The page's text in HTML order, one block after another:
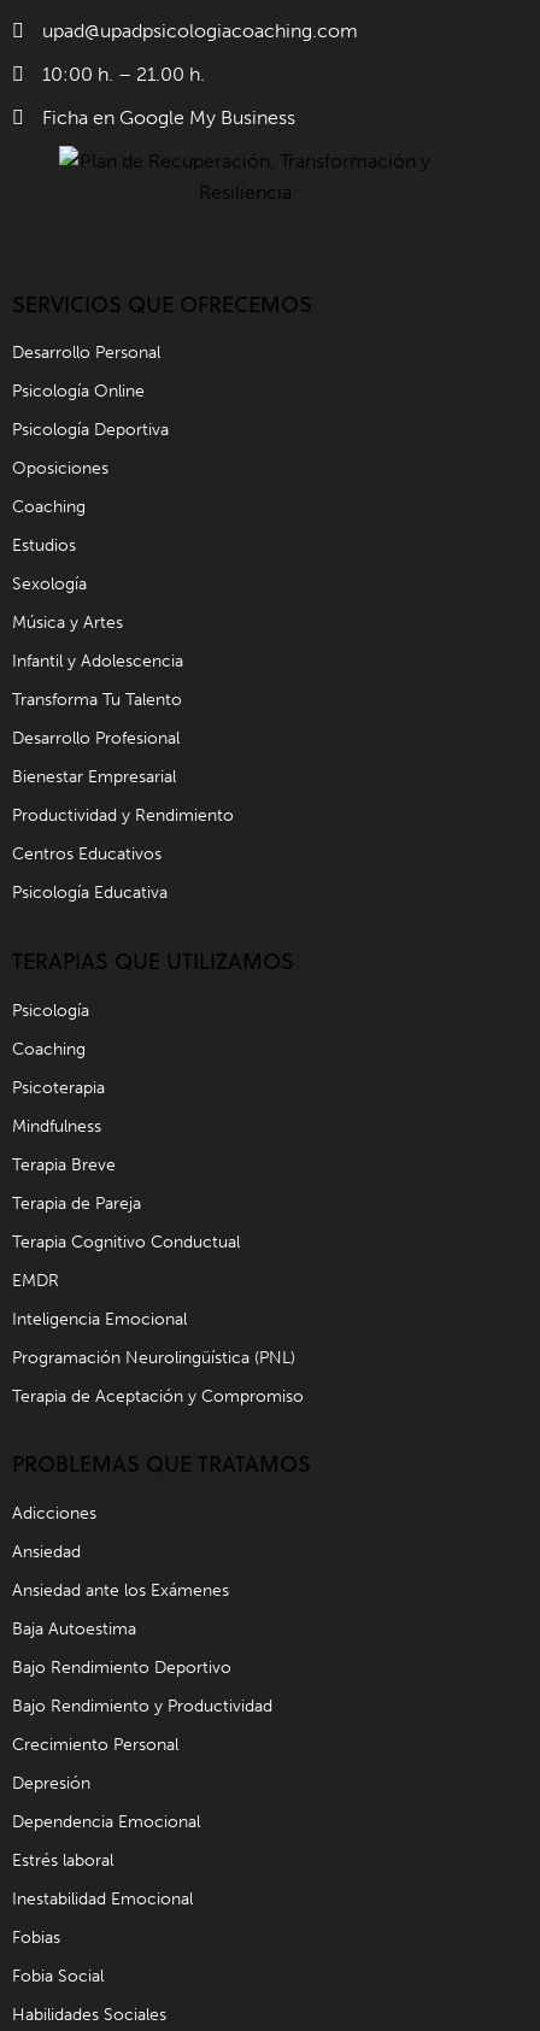
upad@upadpsicologiacoaching.com
10:00 h. – 21.00 h.
Ficha en Google My Business
SERVICIOS QUE OFRECEMOS
Desarrollo Personal
Psicología Online
Psicología Deportiva
Oposiciones
Coaching
Estudios
Sexología
Música y Artes
Infantil y Adolescencia
Transforma Tu Talento
Desarrollo Profesional
Bienestar Empresarial
Productividad y Rendimiento
Centros Educativos
Psicología Educativa
TERAPIAS QUE UTILIZAMOS
Psicología
Coaching
Psicoterapia
Mindfulness
Terapia Breve
Terapia de Pareja
Terapia Cognitivo Conductual
EMDR
Inteligencia Emocional
Programación Neurolingüística (PNL)
Terapia de Aceptación y Compromiso
PROBLEMAS QUE TRATAMOS
Adicciones
Ansiedad
Ansiedad ante los Exámenes
Baja Autoestima
Bajo Rendimiento Deportivo
Bajo Rendimiento y Productividad
Crecimiento Personal
Depresión
Dependencia Emocional
Estrés laboral
Inestabilidad Emocional
Fobias
Fobia Social
Habilidades Sociales